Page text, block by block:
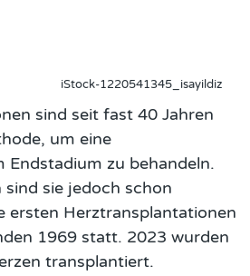
iStock-1220541345_isayildiz
sind seit fast 40 Jahren
um eine
Endstadium zu behandeln.
sie jedoch schon
ersten Herztransplantationen
1969 statt. 2023 wurden
transplantiert.